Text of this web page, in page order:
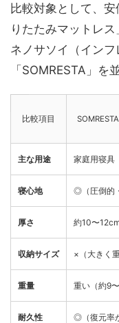
比較対象として、
りたたみマットレ
ネノサソイ（イン
「SOMRESTA」を
比較項目
主な用途 家庭用寝具
寝心地 ◎（圧倒的
厚さ 約10〜
収納サイズ ×（大きく
重量 重い（約9
耐久性 ◎（復元率